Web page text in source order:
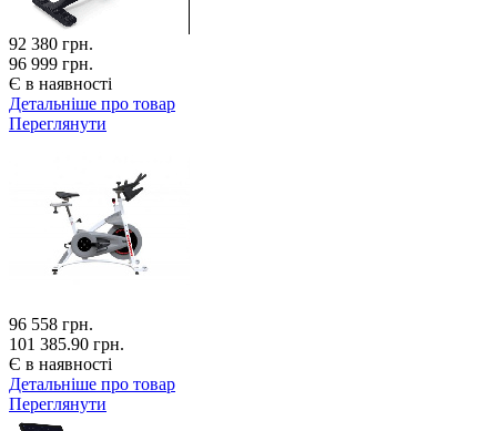
92 380 грн.
96 999 грн.
Є в наявності
Детальніше про товар
Переглянути
96 558 грн.
101 385.90 грн.
Є в наявності
Детальніше про товар
Переглянути